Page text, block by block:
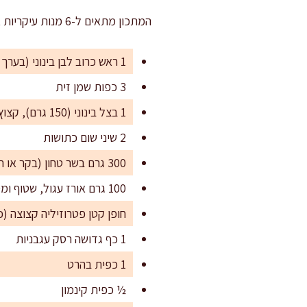
המתכון מתאים ל-6 מנות עיקריות או ל-10 מנות קטנות יותר לאירוח. ניתן להכפיל כמויות לפי הצורך.
1 ראש כרוב לבן בינוני (בערך 1.2 ק"ג)
3 כפות שמן זית
1 בצל בינוני (150 גרם), קצוץ דק
2 שיני שום כתושות
300 גרם בשר טחון (בקר או תערובת עגל ובקר)
100 גרם אורז עגול, שטוף ומסונן
חופן קטן פטרוזיליה קצוצה (כ-10
1 כף גדושה רסק עגבניות
1 כפית בהרט
½ כפית קינמון